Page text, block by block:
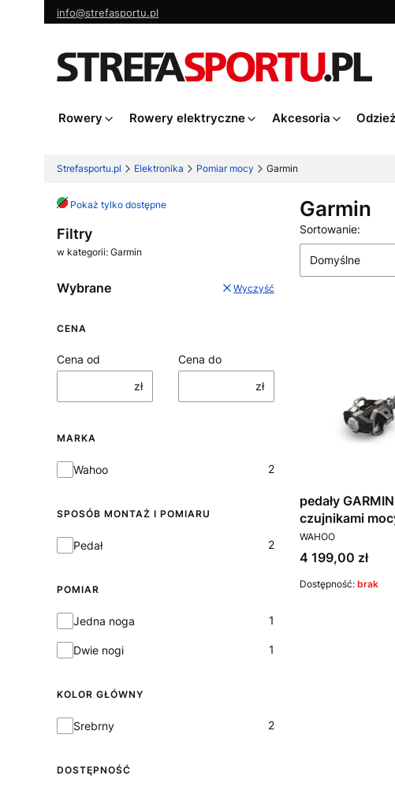
info@strefasportu.pl
Rowery Rowery elektryczne Akcesoria Odzież
Strefasportu.pl Elektronika Pomiar mocy Garmin
Pokaż tylko dostępne Garmin
Filtry
w kategorii: Garmin
Wybrane Wyczyść
CENA
Cena od
zł
Cena do
zł
MARKA
Marka
Wahoo 2
SPOSÓB MONTAŻ I POMIARU
Sposób montaż i pomiaru
Pedał 2
POMIAR
Pomiar
Jedna noga 1
Dwie nogi 1
KOLOR GŁÓWNY
Kolor główny
Srebrny 2
DOSTĘPNOŚĆ
Lista
Sortowanie:
Domyślne
pedały
czujnikami
PRODUCENT
WAHOO
Cena
4 199,00 zł
Dostępność: brak